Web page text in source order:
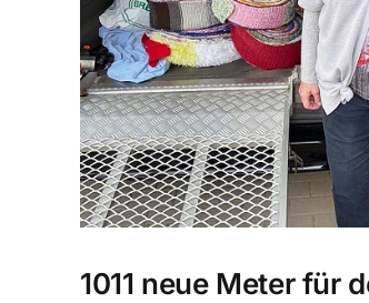
1011 neue Meter für